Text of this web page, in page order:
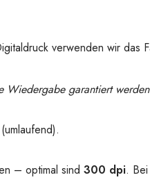
verwenden wir das
Wiedergabe garantiert
(umlaufend).
– optimal sind 300 dpi.